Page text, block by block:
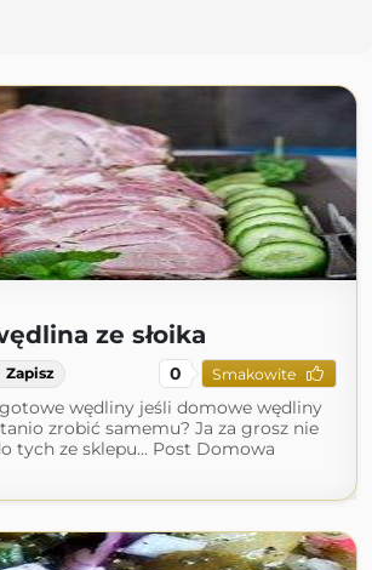
ze słoika
Zapisz 0 Smakowite
wędliny jeśli domowe wędliny
zrobić samemu? Ja za grosz nie
tych ze sklepu... Post Domowa